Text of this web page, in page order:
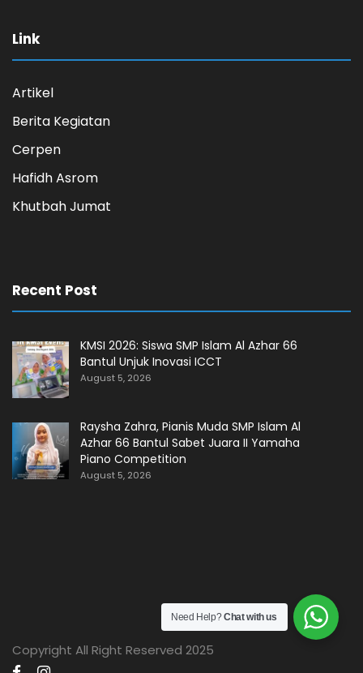
Link
Artikel
Berita Kegiatan
Cerpen
Hafidh Asrom
Khutbah Jumat
Recent Post
KMSI 2026: Siswa SMP Islam Al Azhar 66
Bantul Unjuk Inovasi ICCT
August 5, 2026
Raysha Zahra, Pianis Muda SMP Islam Al
Azhar 66 Bantul Sabet Juara II Yamaha
Piano Competition
August 5, 2026
Copyright All Right Reserved 2025
Need Help?Chat with us